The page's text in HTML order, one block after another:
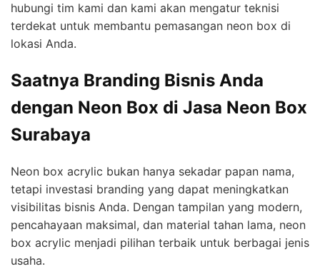
hubungi tim kami dan kami akan mengatur teknisi
terdekat untuk membantu pemasangan neon box di
lokasi Anda.
Saatnya Branding Bisnis Anda
dengan Neon Box di Jasa Neon Box
Surabaya
Neon box acrylic bukan hanya sekadar papan nama,
tetapi investasi branding yang dapat meningkatkan
visibilitas bisnis Anda. Dengan tampilan yang modern,
pencahayaan maksimal, dan material tahan lama, neon
box acrylic menjadi pilihan terbaik untuk berbagai jenis
usaha.